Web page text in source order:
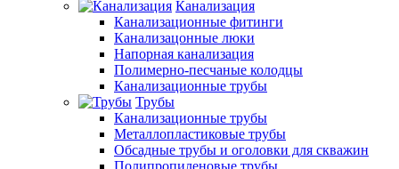
Канализация
Канализационные фитинги
Канализацонные люки
Напорная канализация
Полимерно-песчаные колодцы
Канализационные трубы
Трубы
Канализационные трубы
Металлопластиковые трубы
Обсадные трубы и оголовки для скважин
Полипропиленовые трубы